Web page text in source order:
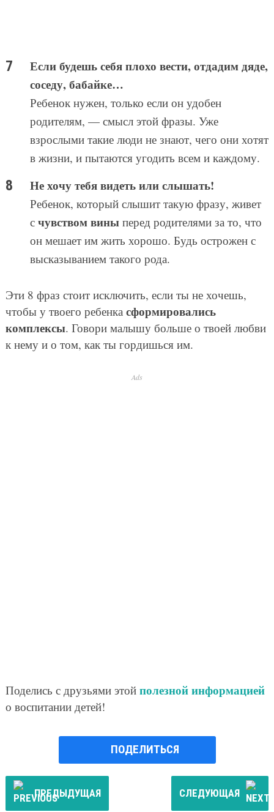
Если будешь себя плохо вести, отдадим дяде,
соседу, бабайке…
Ребенок нужен, только если он удобен
родителям, — смысл этой фразы. Уже
взрослыми такие люди не знают, чего они хотят
в жизни, и пытаются угодить всем и каждому.
Не хочу тебя видеть или слышать!
Ребенок, который слышит такую фразу, живет
с чувством виныперед родителями за то, что
он мешает им жить хорошо. Будь острожен с
высказыванием такого рода.
Эти 8 фраз стоит исключить, если ты не хочешь,
чтобы у твоего ребенка сформировались
комплексы. Говори малышу больше о твоей любви
к нему и о том, как ты гордишься им.
Ads
Поделись с друзьями этой полезной информацией
о воспитании детей!
ПОДЕЛИТЬСЯ
ПРЕДЫДУЩАЯ СЛЕДУЮЩАЯ